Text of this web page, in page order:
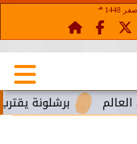
هـ
برشلونة يقترب من